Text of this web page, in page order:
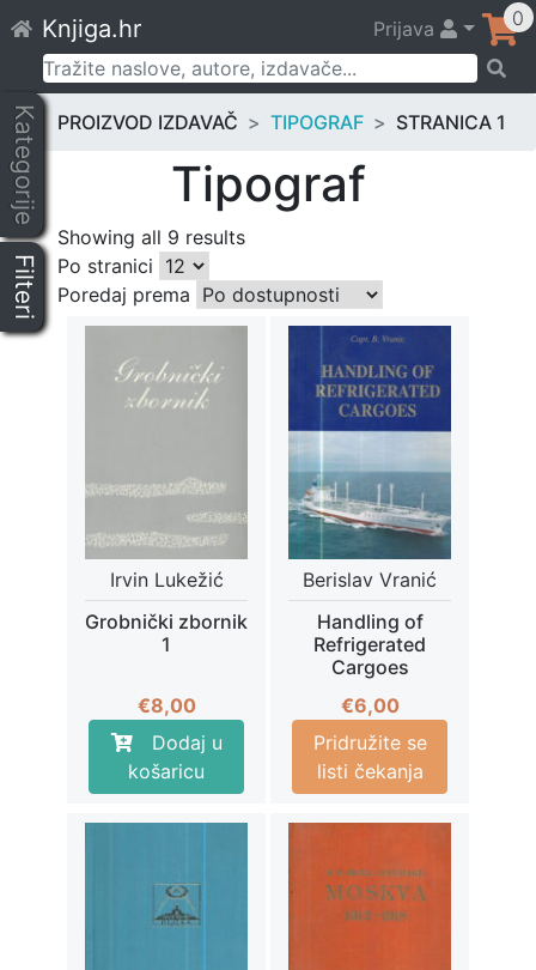
to
content
Knjiga.hr Prijava 0
Pretraži:
Kategorije
Filteri
PROIZVOD IZDAVAČ TIPOGRAF STRANICA 1
Tipograf
Showing all 9 results
Po stranici
Poredaj prema
Irvin Lukežić
Grobnički zbornik
1
€8,00
Dodaj u
košaricu
Berislav Vranić
Handling of
Refrigerated
Cargoes
€6,00
Pridružite se
listi čekanja